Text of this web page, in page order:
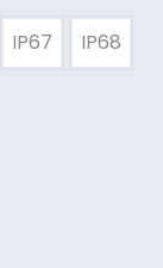
IP67 IP68